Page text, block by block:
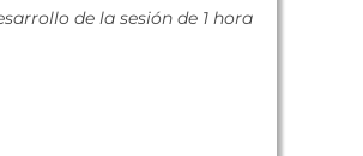
de la sesión de 1 hora